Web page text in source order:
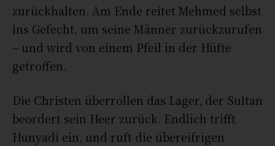
zurückhalten. Am Ende reitet Mehmed selbst
ins Gefecht, um seine Männer zurückzurufen
– und wird von einem Pfeil in der Hüfte
getroffen.
Die Christen überrollen das Lager, der Sultan
beordert sein Heer zurück. Endlich trifft
Hunyadi ein, und ruft die übereifrigen